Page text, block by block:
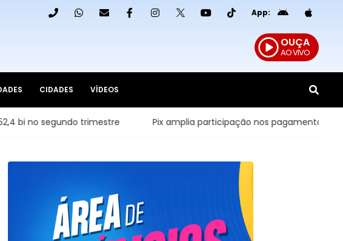
App:
OUÇA
AO VIVO
CIDADES VÍDEOS
trimestre Pix amplia participação nos pagamentos em bares e